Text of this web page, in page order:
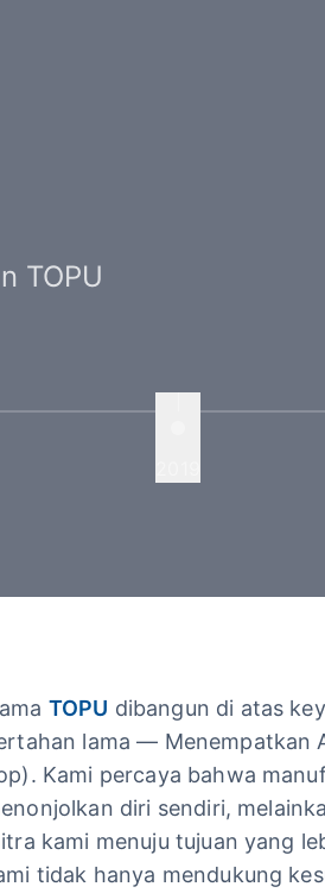
TOPU
TOPU dibangun di atas
lama — Menempatkan
Kami percaya bahwa
diri sendiri,
kami menuju tujuan yang
tidak hanya mendukung